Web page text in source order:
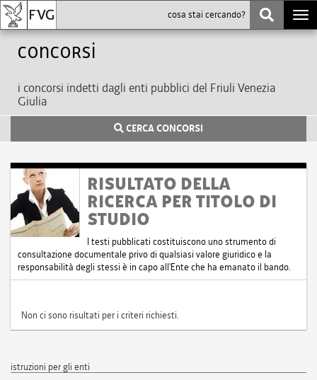
Concorsi
i concorsi indetti dagli enti pubblici del Friuli Venezia
Giulia
CERCA CONCORSI
RISULTATO DELLA
RICERCA PER TITOLO DI
STUDIO
I testi pubblicati costituiscono uno strumento di
consultazione documentale privo di qualsiasi valore giuridico e la
responsabilità degli stessi è in capo all'Ente che ha emanato il bando.
Non ci sono risultati per i criteri richiesti.
istruzioni per gli enti